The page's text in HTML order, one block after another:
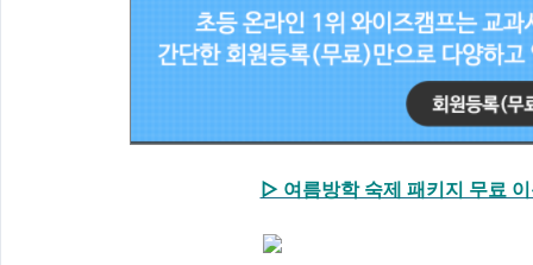
▷ 여름방학 숙제 패키지 무료